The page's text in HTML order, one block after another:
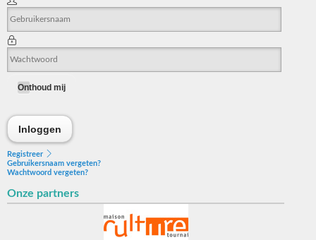
Onthoud mij
Inloggen
Registreer
Gebruikersnaam vergeten?
Wachtwoord vergeten?
Onze partners